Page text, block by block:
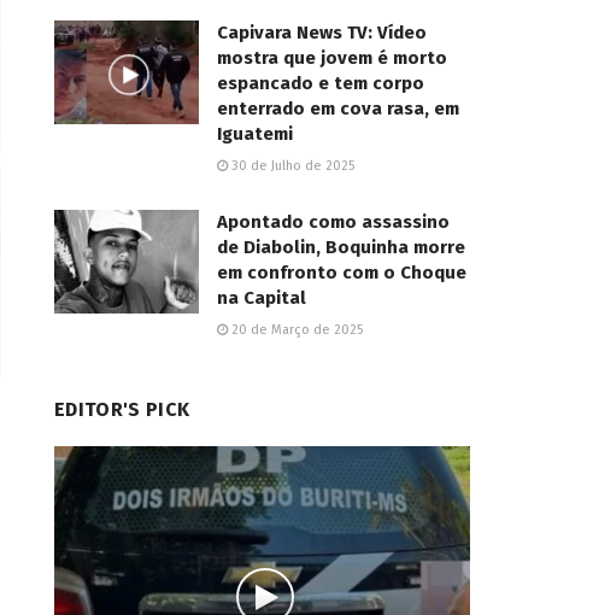
Capivara News TV: Vídeo
mostra que jovem é morto
espancado e tem corpo
enterrado em cova rasa, em
Iguatemi
30 de Julho de 2025
Apontado como assassino
de Diabolin, Boquinha morre
em confronto com o Choque
na Capital
20 de Março de 2025
EDITOR'S PICK